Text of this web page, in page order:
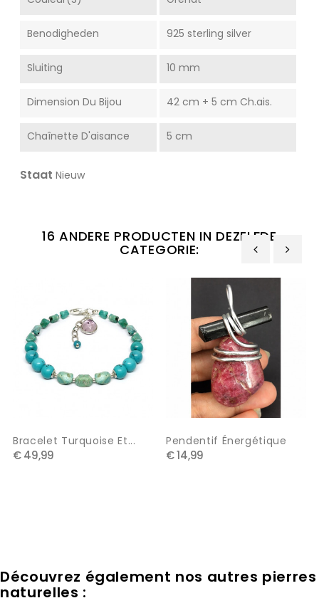
Benodigheden 925 sterling silver
Sluiting 10 mm
Dimension Du Bijou 42 cm + 5 cm Ch.ais.
Chaînette D'aisance 5 cm
Staat Nieuw
16 ANDERE PRODUCTEN IN DEZELFDE
CATEGORIE:
Bracelet Turquoise Et...
€ 49,99
Pendentif Énergétique
€ 14,99
‹
Découvrez également nos autres pierres
naturelles :